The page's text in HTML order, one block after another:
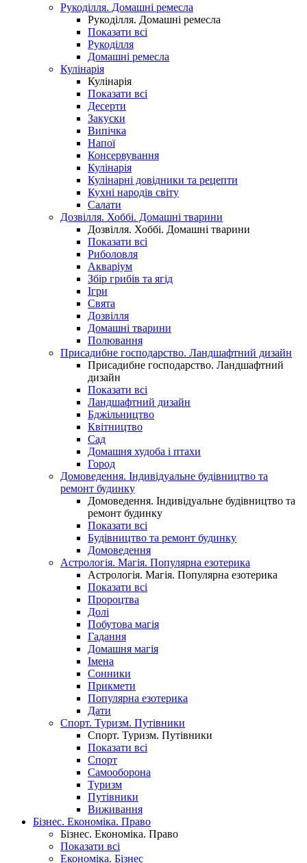
Рукоділля. Домашні ремесла
Рукоділля. Домашні ремесла
Показати всі
Рукоділля
Домашні ремесла
Кулінарія
Кулінарія
Показати всі
Десерти
Закуски
Випічка
Напої
Консервування
Кулінарія
Кулінарні довідники та рецепти
Кухні народів світу
Салати
Дозвілля. Хоббі. Домашні тварини
Дозвілля. Хоббі. Домашні тварини
Показати всі
Риболовля
Акваріум
Збір грибів та ягід
Ігри
Свята
Дозвілля
Домашні тварини
Полювання
Присадибне господарство. Ландшафтний дизайн
Присадибне господарство. Ландшафтний
дизайн
Показати всі
Ландшафтний дизайн
Бджільництво
Квітництво
Сад
Домашня худоба і птахи
Город
Домоведення. Індивідуальне будівництво та
ремонт будинку
Домоведення. Індивідуальне будівництво та
ремонт будинку
Показати всі
Будівництво та ремонт будинку
Домоведення
Астрологія. Магія. Популярна езотерика
Астрологія. Магія. Популярна езотерика
Показати всі
Пророцтва
Долі
Побутова магія
Гадання
Домашня магія
Імена
Сонники
Прикмети
Популярна езотерика
Дати
Спорт. Туризм. Путівники
Спорт. Туризм. Путівники
Показати всі
Спорт
Самооборона
Туризм
Путівники
Виживання
Бізнес. Економіка. Право
Бізнес. Економіка. Право
Показати всі
Економіка. Бізнес